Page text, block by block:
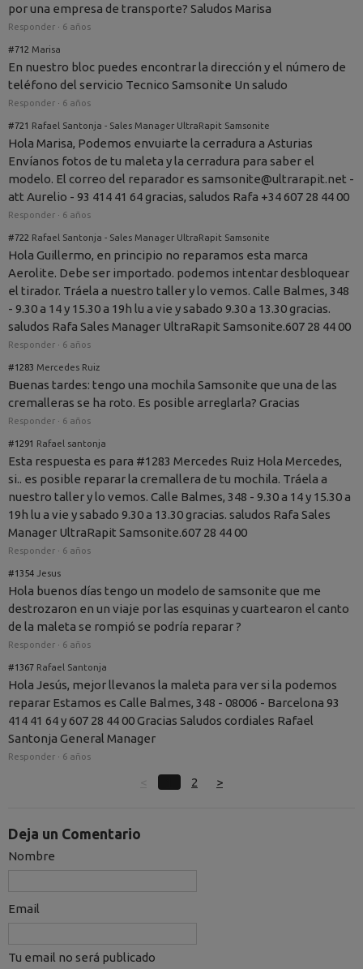
por una empresa de transporte? Saludos Marisa
Responder · 6 años
#712 Marisa
En nuestro bloc puedes encontrar la dirección y el número de
teléfono del servicio Tecnico Samsonite Un saludo
Responder · 6 años
#721 Rafael Santonja - Sales Manager UltraRapit Samsonite
Hola Marisa, Podemos envuiarte la cerradura a Asturias
Envíanos fotos de tu maleta y la cerradura para saber el
modelo. El correo del reparador es samsonite@ultrarapit.net -
att Aurelio - 93 414 41 64 gracias, saludos Rafa +34 607 28 44 00
Responder · 6 años
#722 Rafael Santonja - Sales Manager UltraRapit Samsonite
Hola Guillermo, en principio no reparamos esta marca
Aerolite. Debe ser importado. podemos intentar desbloquear
el tirador. Tráela a nuestro taller y lo vemos. Calle Balmes, 348
- 9.30 a 14 y 15.30 a 19h lu a vie y sabado 9.30 a 13.30 gracias.
saludos Rafa Sales Manager UltraRapit Samsonite.607 28 44 00
Responder · 6 años
#1283 Mercedes Ruiz
Buenas tardes: tengo una mochila Samsonite que una de las
cremalleras se ha roto. Es posible arreglarla? Gracias
Responder · 6 años
#1291 Rafael santonja
Esta respuesta es para #1283 Mercedes Ruiz Hola Mercedes,
si.. es posible reparar la cremallera de tu mochila. Tráela a
nuestro taller y lo vemos. Calle Balmes, 348 - 9.30 a 14 y 15.30 a
19h lu a vie y sabado 9.30 a 13.30 gracias. saludos Rafa Sales
Manager UltraRapit Samsonite.607 28 44 00
Responder · 6 años
#1354 Jesus
Hola buenos días tengo un modelo de samsonite que me
destrozaron en un viaje por las esquinas y cuartearon el canto
de la maleta se rompió se podría reparar ?
Responder · 6 años
#1367 Rafael Santonja
Hola Jesús, mejor llevanos la maleta para ver si la podemos
reparar Estamos es Calle Balmes, 348 - 08006 - Barcelona 93
414 41 64 y 607 28 44 00 Gracias Saludos cordiales Rafael
Santonja General Manager
Responder · 6 años
2 >
Deja un Comentario
Nombre
Email
Tu email no será publicado